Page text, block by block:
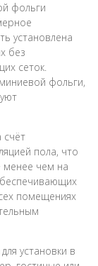
фольги
установлена
без
сеток.
фольги,
счёт
пола, что
менее чем на
помещениях
установки в